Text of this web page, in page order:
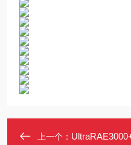
上一个： UltraRAE3000+ VOC检